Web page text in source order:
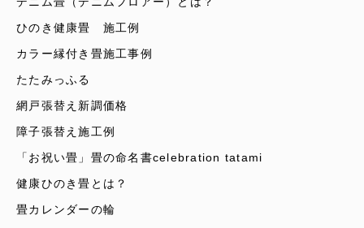
ひのき健康畳 施工例
カラー縁付き畳施工事例
たたみっふる
網戸張替え新調価格
障子張替え施工例
「お祝い畳」畳の命名書celebration tatami
健康ひのき畳とは？
畳カレンダーの輪